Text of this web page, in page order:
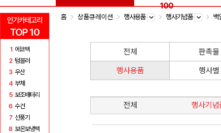
인기카테고리
TOP 10
1 에코백
2 텀블러
3 우산
4 부채
5 보조배터리
6 수건
7 선풍기
8 보온보냉백
100
홈 상품큐레이션 행사용품 행사기념품 백
전체
판촉물
행사용품
행사별
전체 행사기념